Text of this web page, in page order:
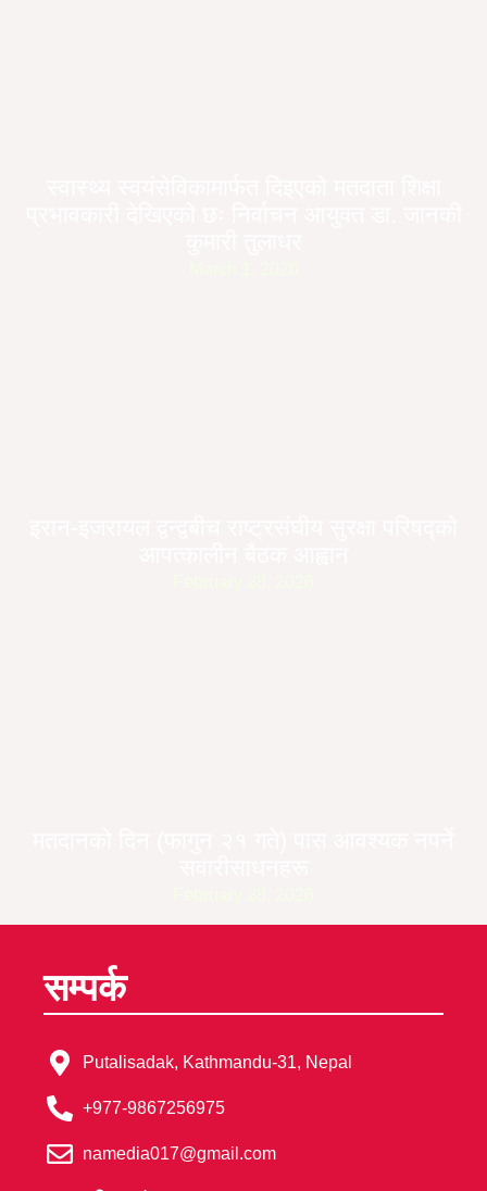
सम्पर्क
Putalisadak, Kathmandu-31, Nepal
+977-9867256975
namedia017@gmail.com